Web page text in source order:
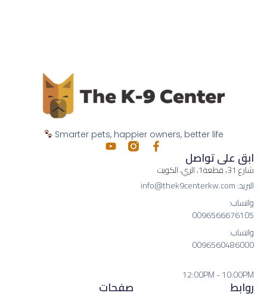
Smarter pets, happier owners, better life
صفحات روابط
ابق على تواصل
شارع 31، قطعة1، الري، الكويت
البريد: info@thek9centerkw.com
واتساب:
0096566676105
واتساب:
0096560486000
12:00PM - 10:00PM